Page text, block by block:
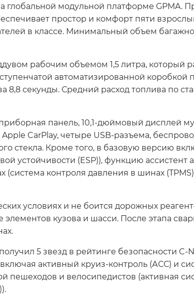
глобальной модульной платформе GPMA.
простор и комфорт пяти
в классе. Минимальный объем
рабочим объемом 1,5 литра, который
автоматизированной коробкой
секунды. Средний расход топлива по
панель, 10,1-дюймовый дисплей
CarPlay, четыре USB-разъема,
стекла. Кроме того, в базовую версию
устойчивости (ESP)), функцию ассистент
контроля давления в шинах
условиях и не боится дорожных
кузова и шасси. После этапа
5 звезд в рейтинге безопасности C-
активный круиз-контроль (АСС) и
пешеходов и велосипедистов (активная